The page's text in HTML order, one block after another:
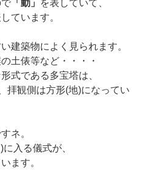
「動」
を表していて、
ています。
建築物によく見られます。
土俵等など・・・・
式である多宝塔は、
拝観側は方形(地)になってい
ネ。
入る儀式が、
ます。